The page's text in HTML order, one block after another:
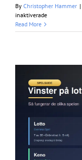
By Christopher Hammer |
inaktiveradeför
–
dina
vinstchanser
Read More